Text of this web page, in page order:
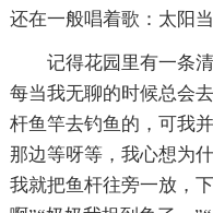
还在一般唱着歌：太阳
记得花园里有一条
每当我无聊的时候总会
杆鱼竿去钓鱼的，可我
那边等呀等，我心想为
我就把鱼杆往旁一放，